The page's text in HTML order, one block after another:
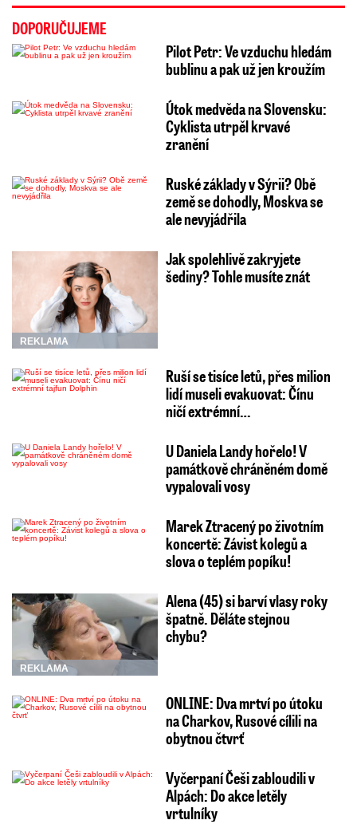
DOPORUČUJEME
Pilot Petr: Ve vzduchu hledám
bublinu a pak už jen kroužím
Útok medvěda na Slovensku:
Cyklista utrpěl krvavé
zranění
Ruské základy v Sýrii? Obě
země se dohodly, Moskva se
ale nevyjádřila
REKLAMA
Jak spolehlivě zakryjete
šediny? Tohle musíte znát
Ruší se tisíce letů, přes milion
lidí museli evakuovat: Čínu
ničí extrémní…
U Daniela Landy hořelo! V
památkově chráněném domě
vypalovali vosy
Marek Ztracený po životním
koncertě: Závist kolegů a
slova o teplém popíku!
REKLAMA
Alena (45) si barví vlasy roky
špatně. Děláte stejnou
chybu?
ONLINE: Dva mrtví po útoku
na Charkov, Rusové cílili na
obytnou čtvrť
Vyčerpaní Češi zabloudili v
Alpách: Do akce letěly
vrtulníky